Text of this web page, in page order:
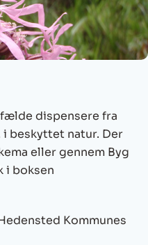
dispensere fra
beskyttet natur. Der
eller gennem Byg
i boksen
Kommunes